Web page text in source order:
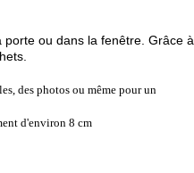
ou dans la fenêtre. Grâce à
des photos ou même pour un
d'environ 8 cm